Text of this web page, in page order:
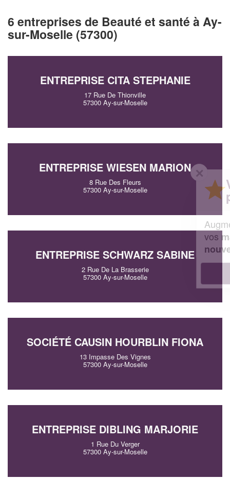
6 entreprises de Beauté et santé à Ay-
sur-Moselle (57300)
ENTREPRISE CITA STEPHANIE
17 Rue De Thionville
57300 Ay-sur-Moselle
ENTREPRISE WIESEN MARION
8 Rue Des Fleurs
57300 Ay-sur-Moselle
ENTREPRISE SCHWARZ SABINE
2 Rue De La Brasserie
57300 Ay-sur-Moselle
SOCIÉTÉ CAUSIN HOURBLIN FIONA
13 Impasse Des Vignes
57300 Ay-sur-Moselle
ENTREPRISE DIBLING MARJORIE
1 Rue Du Verger
57300 Ay-sur-Moselle
✕
Vous êtes un
professionnel ?
chiffre d'affaireset
nouveaux clients!
En savoir plus